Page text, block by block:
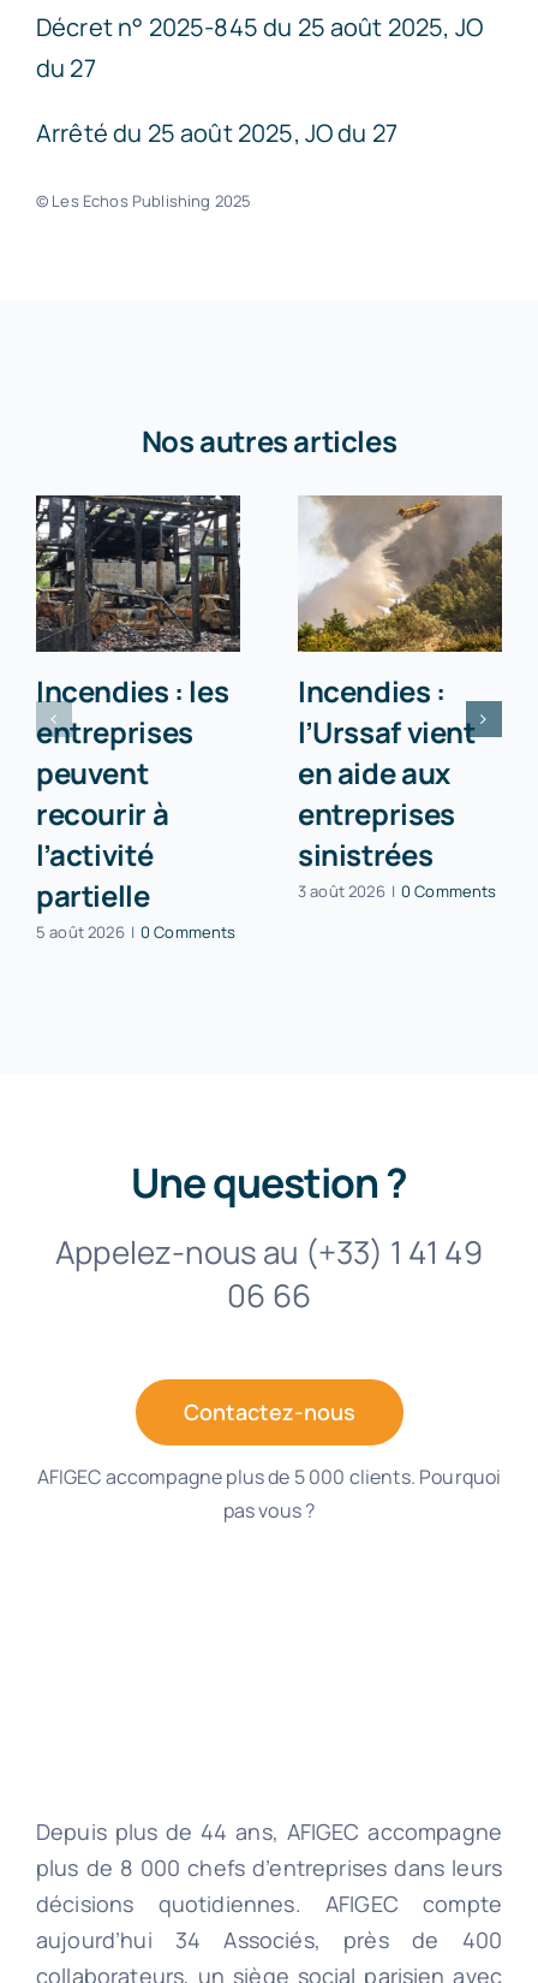
Décret n° 2025-845 du 25 août 2025, JO
du 27
Arrêté du 25 août 2025, JO du 27
© Les Echos Publishing 2025
Nos autres articles
Incendies : les
entreprises
peuvent
recourir à
l’activité
partielle
5 août 2026 | 0 Comments
Incendies :
l’Urssaf vient
en aide aux
entreprises
sinistrées
3 août 2026 | 0 Comments
Une question ?
Appelez-nous au (+33) 1 41 49
06 66
Contactez-nous
AFIGEC accompagne plus de 5 000 clients. Pourquoi
pas vous ?
Depuis plus de 44 ans, AFIGEC accompagne
plus de 8 000 chefs d’entreprises dans leurs
décisions quotidiennes. AFIGEC compte
aujourd’hui 34 Associés, près de 400
collaborateurs, un siège social parisien avec